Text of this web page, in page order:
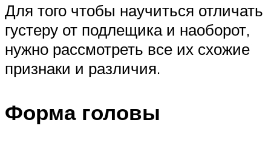
Для того чтобы научиться отличать
густеру от подлещика и наоборот,
нужно рассмотреть все их схожие
признаки и различия.
Форма головы